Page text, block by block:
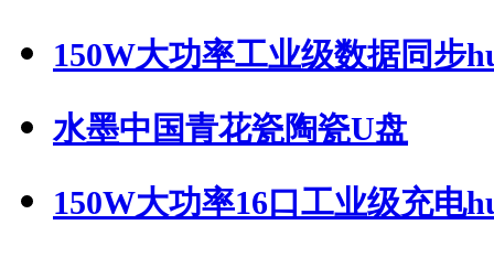
150W大功率工业级数据同步
水墨中国青花瓷陶瓷U盘
150W大功率16口工业级充电